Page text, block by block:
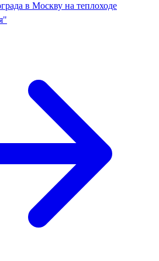
в Москву на теплоходе